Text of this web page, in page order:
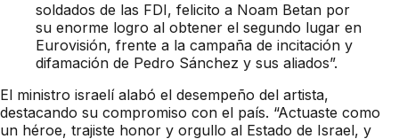
soldados de las FDI, felicito a Noam Betan por
su enorme logro al obtener el segundo lugar en
Eurovisión, frente a la campaña de incitación y
difamación de Pedro Sánchez y sus aliados”.
El ministro israelí alabó el desempeño del artista,
destacando su compromiso con el país. “Actuaste como
un héroe, trajiste honor y orgullo al Estado de Israel, y